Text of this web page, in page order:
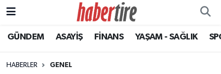
GÜNDEM ASAYİŞ FİNANS YAŞAM - SAĞLIK
HABERLER GENEL
Tire Nöbetçi Eczaneler
Tire Hava Durumu